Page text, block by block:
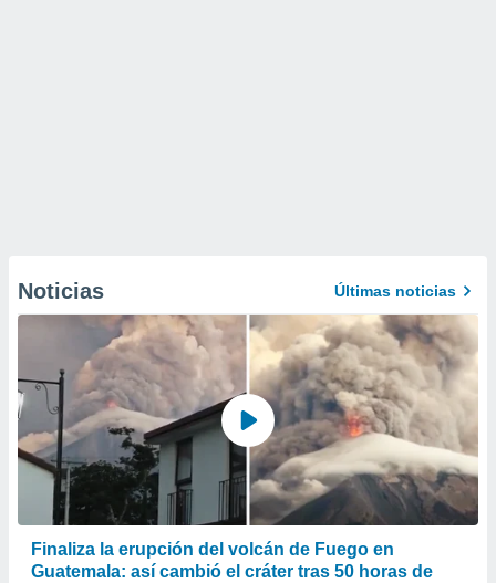
Noticias Últimas noticias
Finaliza la erupción del volcán de Fuego en
Guatemala: así cambió el cráter tras 50 horas de